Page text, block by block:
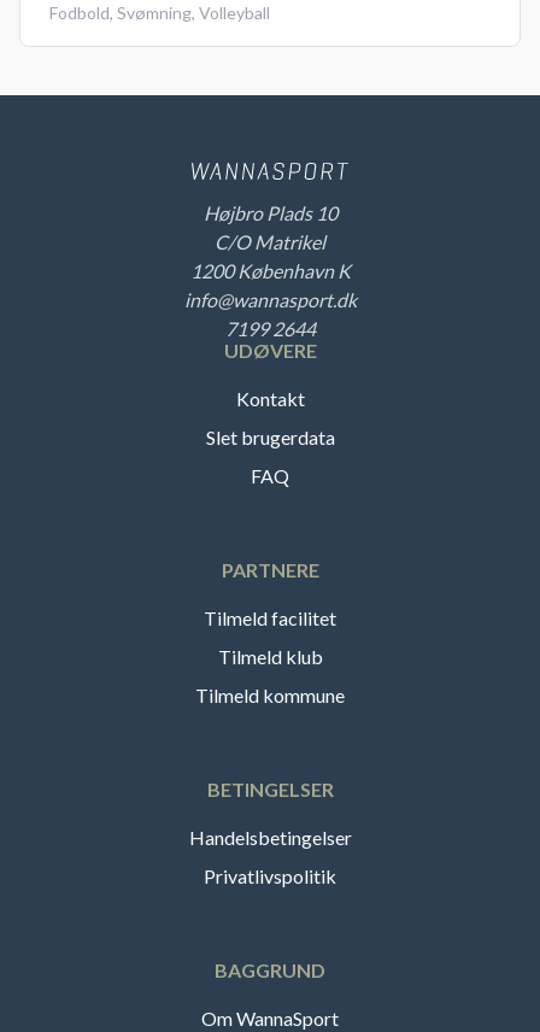
Fodbold, Svømning, Volleyball
Højbro Plads 10
C/O Matrikel
1200 København K
info@wannasport.dk
7199 2644
UDØVERE
Kontakt
Slet brugerdata
FAQ
PARTNERE
Tilmeld facilitet
Tilmeld klub
Tilmeld kommune
BETINGELSER
Handelsbetingelser
Privatlivspolitik
BAGGRUND
Om WannaSport